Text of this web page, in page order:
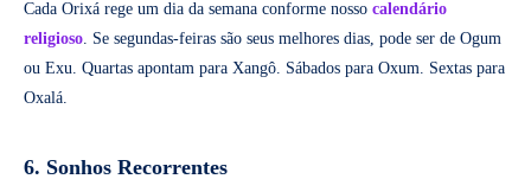
Cada Orixá rege um dia da semana conforme nosso calendário
religioso . Se segundas-feiras são seus melhores dias, pode ser de Ogum
ou Exu. Quartas apontam para Xangô. Sábados para Oxum. Sextas para
Oxalá.
6. Sonhos Recorrentes